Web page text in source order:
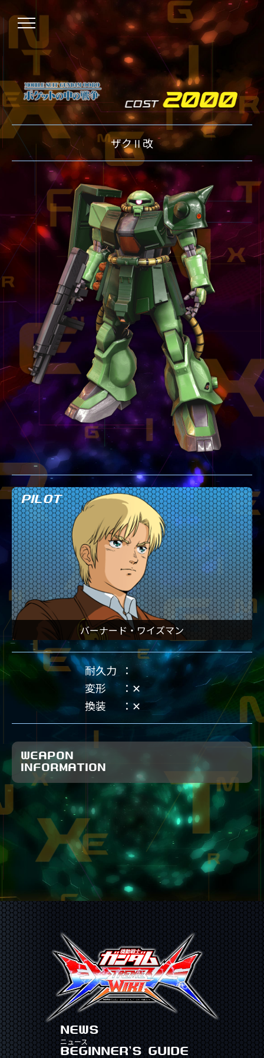
NEWS
ニュース
OVER BOOST
オーバーブースト
XVOOST
クロスブースト
EXVS2
エクストリームバーサス2
MAXI BOOST ON
マキシブーストオン
BEGINNER'S GUIDE
初心者指南
TECHNIQUE
テクニック
GLOSSARY
用語集
BUTTON PLACEMENT
ゲームパッドボタン配置
TWITTER
ツイッター
YOUTUBE
ユーチューブ
ザクⅡ改
PILOT
バーナード・ワイズマン
耐久力
変形
✕
換装
✕
WEAPON
INFORMATION
NEWS
ニュース
BEGINNER'S GUIDE